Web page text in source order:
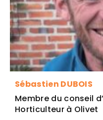
Sébastien DUBOIS
Membre du conseil
Horticulteur à Olivet